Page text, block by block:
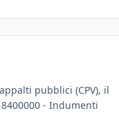
pubblici (CPV), il
- Indumenti